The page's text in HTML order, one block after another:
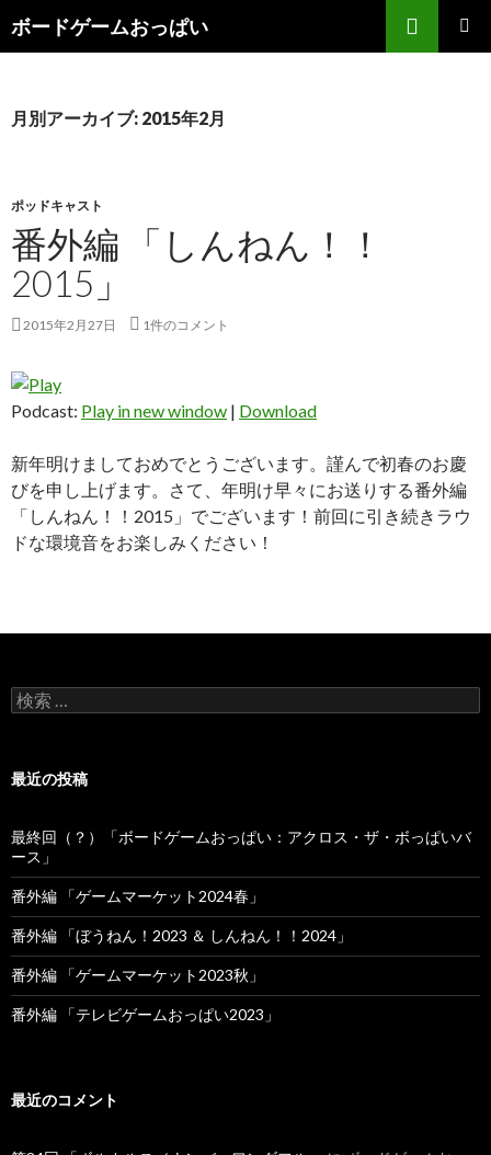
ボードゲームおっぱい
検索
月別アーカイブ: 2015年2月
ポッドキャスト
番外編 「しんねん！！
2015」
2015年2月27日 1件のコメント
Podcast: Play in new window | Download
新年明けましておめでとうございます。謹んで初春のお慶
びを申し上げます。さて、年明け早々にお送りする番外編
「しんねん！！2015」でございます！前回に引き続きラウ
ドな環境音をお楽しみください！
検索:
最近の投稿
最終回（？）「ボードゲームおっぱい：アクロス・ザ・ボっぱいバ
ース」
番外編 「ゲームマーケット2024春」
番外編 「ぼうねん！2023 ＆ しんねん！！2024」
番外編 「ゲームマーケット2023秋」
番外編 「テレビゲームおっぱい2023」
最近のコメント